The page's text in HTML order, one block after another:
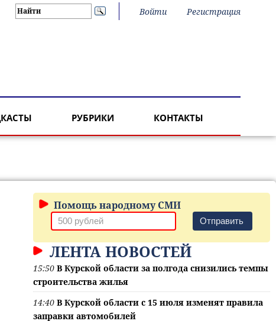
Войти Регистрация
РУБРИКИ КОНТАКТЫ
Помощь народному СМИ
Отправить
ЛЕНТА НОВОСТЕЙ
15:50 В Курской области за полгода снизились темпы
строительства жилья
14:40 В Курской области с 15 июля изменят правила
заправки автомобилей